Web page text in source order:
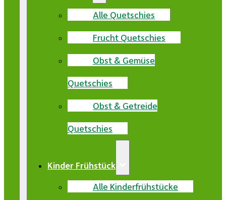
Alle Quetschies
Frucht Quetschies
Obst & Gemüse
Quetschies
Obst & Getreide
Quetschies
Kinder Frühstück
Alle Kinderfrühstücke